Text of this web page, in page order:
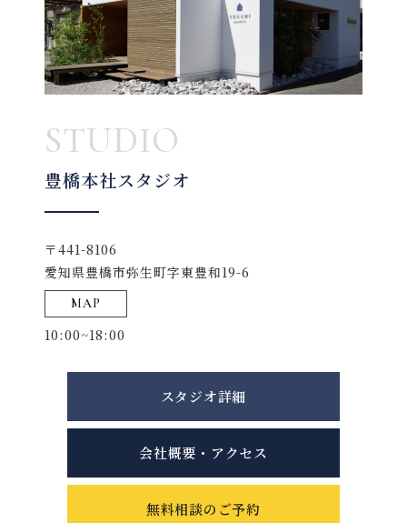
STUDIO
豊橋本社スタジオ
〒441-8106
愛知県豊橋市弥生町字東豊和19-6
MAP
10:00~18:00
スタジオ詳細
会社概要・アクセス
無料相談のご予約